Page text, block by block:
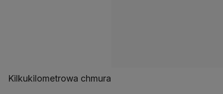
Kilkukilometrowa chmura